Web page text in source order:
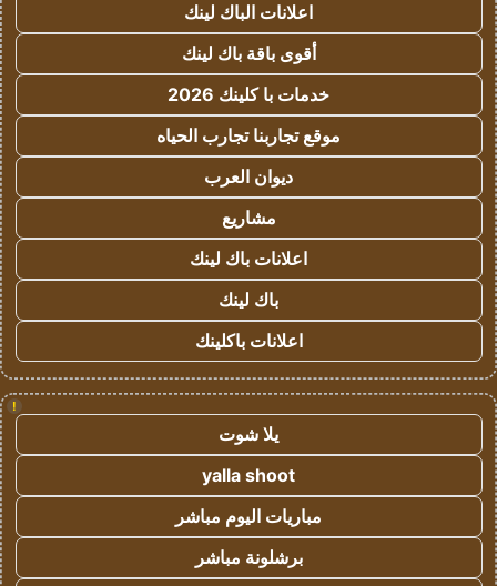
اعلانات الباك لينك
أقوى باقة باك لينك
خدمات با كلينك 2026
موقع تجاربنا تجارب الحياه
ديوان العرب
مشاريع
اعلانات باك لينك
باك لينك
اعلانات باكلينك
!
يلا شوت
yalla shoot
مباريات اليوم مباشر
برشلونة مباشر